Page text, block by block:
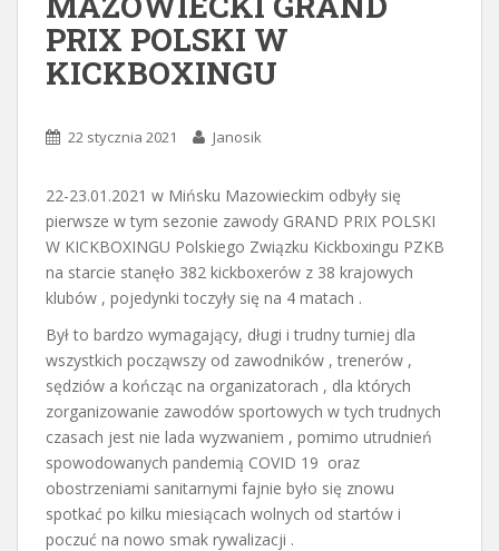
PRIX POLSKI W
KICKBOXINGU
22 stycznia 2021 Janosik
22-23.01.2021 w Mińsku Mazowieckim odbyły się
pierwsze w tym sezonie zawody GRAND PRIX POLSKI
W KICKBOXINGU Polskiego Związku Kickboxingu PZKB
na starcie stanęło 382 kickboxerów z 38 krajowych
klubów , pojedynki toczyły się na 4 matach .
Był to bardzo wymagający, długi i trudny turniej dla
wszystkich począwszy od zawodników , trenerów ,
sędziów a kończąc na organizatorach , dla których
zorganizowanie zawodów sportowych w tych trudnych
czasach jest nie lada wyzwaniem , pomimo utrudnień
spowodowanych pandemią COVID 19 oraz
obostrzeniami sanitarnymi fajnie było się znowu
spotkać po kilku miesiącach wolnych od startów i
poczuć na nowo smak rywalizacji .